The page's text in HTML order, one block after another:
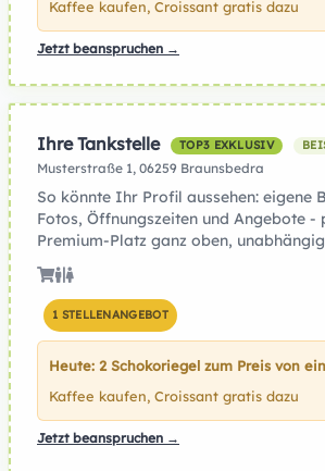
Kaffee kaufen, Croissant gratis dazu
Jetzt beanspruchen →
Ihre Tankstelle TOP3 EXKLUSIV
Musterstraße 1, 06259 Braunsbedra
So könnte Ihr Profil aussehen: eigene
Fotos, Öffnungszeiten und Angebote -
Premium-Platz ganz oben, unabhängig
1 STELLENANGEBOT
Heute: 2 Schokoriegel zum Preis von
Kaffee kaufen, Croissant gratis dazu
Jetzt beanspruchen →